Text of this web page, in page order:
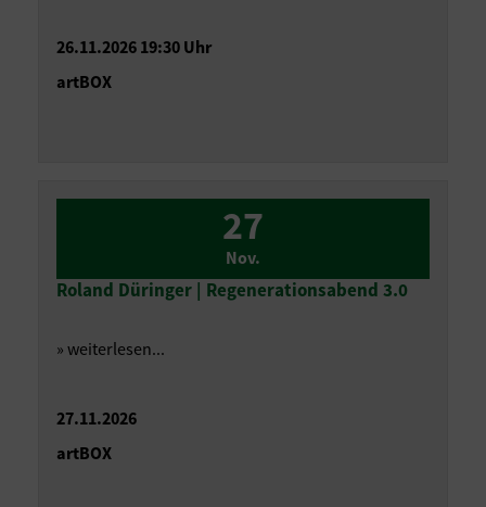
26.11.2026 19:30 Uhr
artBOX
27
Nov.
Roland Düringer | Regenerationsabend 3.0
» weiterlesen...
27.11.2026
artBOX